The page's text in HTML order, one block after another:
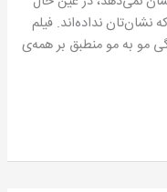
نشان‌تان نداده‌اند. فیلم
مو به مو منطبق بر همه‌ی